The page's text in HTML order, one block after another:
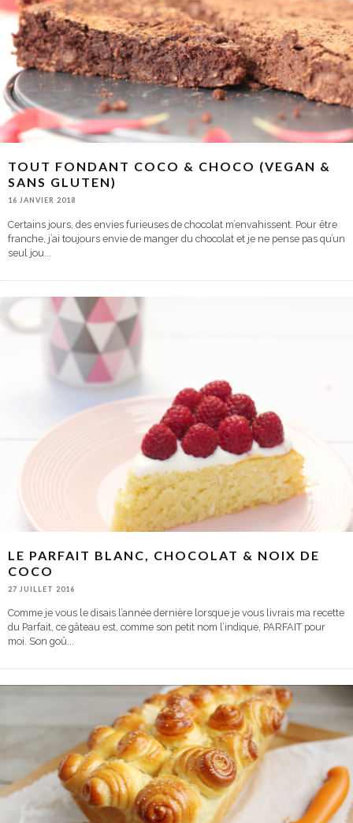
TOUT FONDANT COCO & CHOCO (VEGAN &
SANS GLUTEN)
16 JANVIER 2018
Certains jours, des envies furieuses de chocolat m’envahissent. Pour être
franche, j’ai toujours envie de manger du chocolat et je ne pense pas qu’un
seul jou
LE PARFAIT BLANC, CHOCOLAT & NOIX DE
COCO
27 JUILLET 2016
Comme je vous le disais l’année dernière lorsque je vous livrais ma recette
du Parfait, ce gâteau est, comme son petit nom l’indique, PARFAIT pour
moi. Son goû...